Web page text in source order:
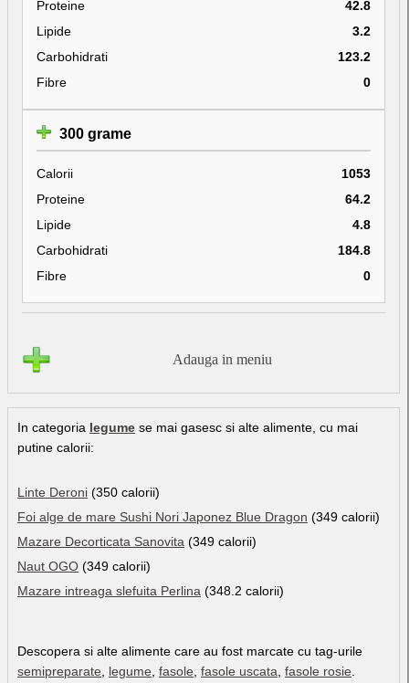
Proteine
42.8
Lipide
3.2
Carbohidrati
123.2
Fibre
0
300 grame
Calorii
1053
Proteine
64.2
Lipide
4.8
Carbohidrati
184.8
Fibre
0
Adauga in meniu
In categoria legume se mai gasesc si alte alimente, cu mai
putine calorii:
Linte Deroni (350 calorii)
Foi alge de mare Sushi Nori Japonez Blue Dragon (349 calorii)
Mazare Decorticata Sanovita (349 calorii)
Naut OGO (349 calorii)
Mazare intreaga slefuita Perlina (348.2 calorii)
Descopera si alte alimente care au fost marcate cu tag-urile
semipreparate
legume fasole fasole uscata fasole rosie